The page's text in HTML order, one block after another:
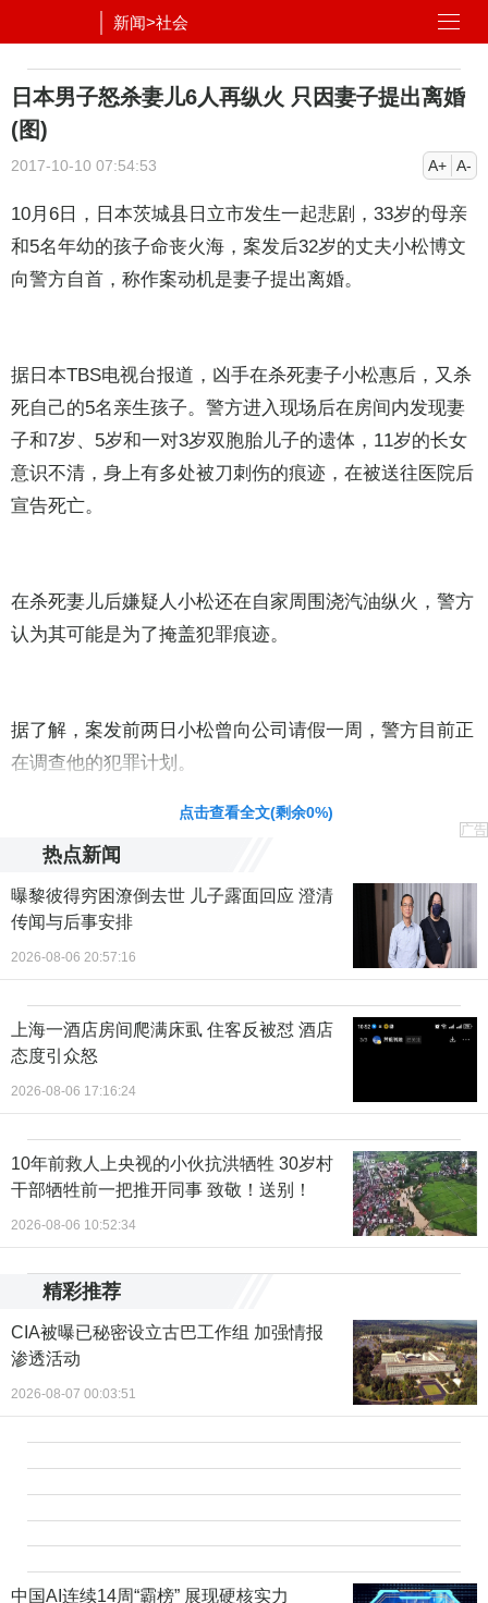
新闻>社会
日本男子怒杀妻儿6人再纵火 只因妻子提出离婚
(图)
2017-10-10 07:54:53 A+ A-
10月6日，日本茨城县日立市发生一起悲剧，33岁的母亲
和5名年幼的孩子命丧火海，案发后32岁的丈夫小松博文
向警方自首，称作案动机是妻子提出离婚。
据日本TBS电视台报道，凶手在杀死妻子小松惠后，又杀
死自己的5名亲生孩子。警方进入现场后在房间内发现妻
子和7岁、5岁和一对3岁双胞胎儿子的遗体，11岁的长女
意识不清，身上有多处被刀刺伤的痕迹，在被送往医院后
宣告死亡。
在杀死妻儿后嫌疑人小松还在自家周围浇汽油纵火，警方
认为其可能是为了掩盖犯罪痕迹。
据了解，案发前两日小松曾向公司请假一周，警方目前正
在调查他的犯罪计划。
点击查看全文(剩余0%)
广告
热点新闻
曝黎彼得穷困潦倒去世 儿子露面回应 澄清
传闻与后事安排
2026-08-06 20:57:16
上海一酒店房间爬满床虱 住客反被怼 酒店
态度引众怒
2026-08-06 17:16:24
10年前救人上央视的小伙抗洪牺牲 30岁村
干部牺牲前一把推开同事 致敬！送别！
2026-08-06 10:52:34
精彩推荐
CIA被曝已秘密设立古巴工作组 加强情报
渗透活动
2026-08-07 00:03:51
中国AI连续14周“霸榜” 展现硬核实力